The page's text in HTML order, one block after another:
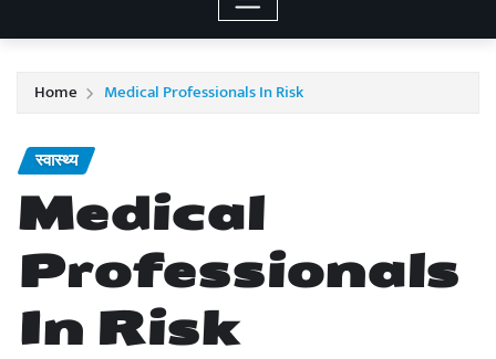
Home Medical Professionals In Risk
स्वास्थ्य
Medical
Professionals
In Risk